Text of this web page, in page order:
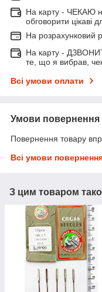
На карту - ЧЕКАЮ
обговорити цікаві
На розрахунковий
На карту -
те, що я вибрав,
Всі умови оплати
Умови повернення
Повернення товару
Всі умови
З цим товаром